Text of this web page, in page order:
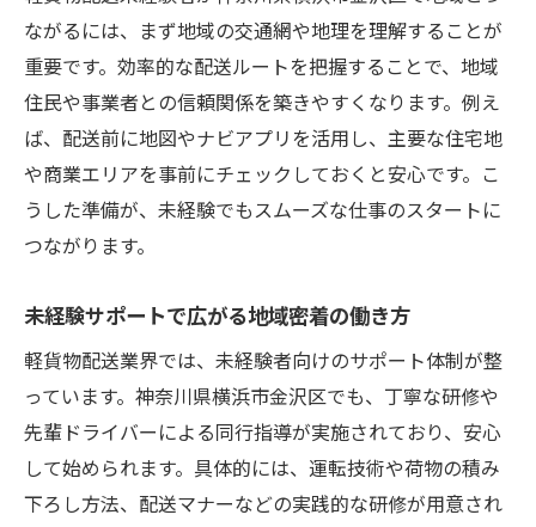
ながるには、まず地域の交通網や地理を理解することが
重要です。効率的な配送ルートを把握することで、地域
住民や事業者との信頼関係を築きやすくなります。例え
ば、配送前に地図やナビアプリを活用し、主要な住宅地
や商業エリアを事前にチェックしておくと安心です。こ
うした準備が、未経験でもスムーズな仕事のスタートに
つながります。
未経験サポートで広がる地域密着の働き方
軽貨物配送業界では、未経験者向けのサポート体制が整
っています。神奈川県横浜市金沢区でも、丁寧な研修や
先輩ドライバーによる同行指導が実施されており、安心
して始められます。具体的には、運転技術や荷物の積み
下ろし方法、配送マナーなどの実践的な研修が用意され